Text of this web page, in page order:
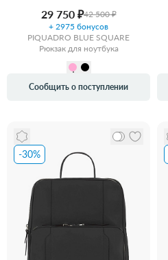
29 750 ₽42 500 ₽
+ 2975 бонусов
PIQUADRO BLUE SQUARE
Рюкзак для ноутбука
Сообщить о поступлении
-30%